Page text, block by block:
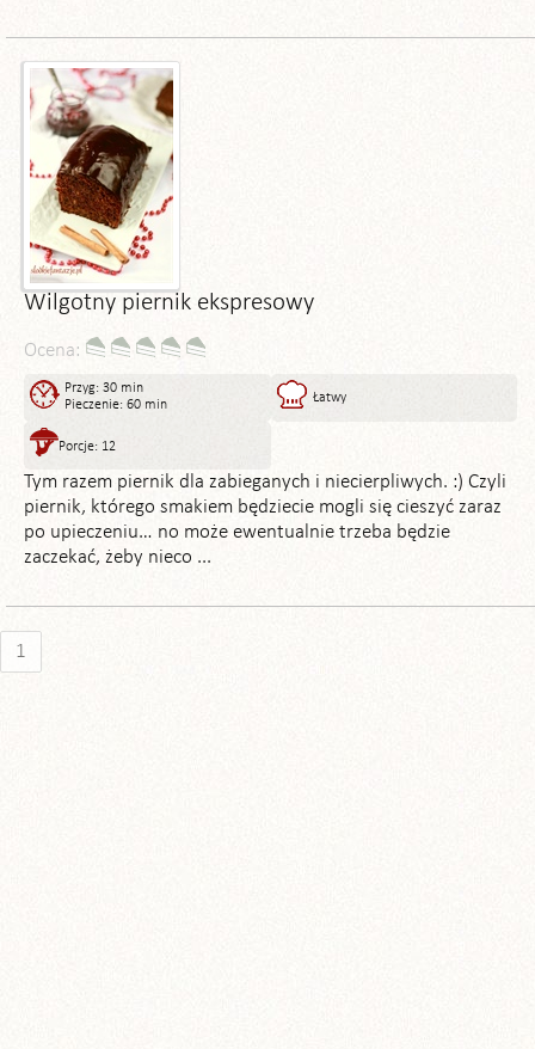
Wilgotny piernik ekspresowy
Ocena:
Przyg: 30 min
Pieczenie: 60 min
Łatwy
Porcje: 12
Tym razem piernik dla zabieganych i niecierpliwych. :) Czyli
piernik, którego smakiem będziecie mogli się cieszyć zaraz
po upieczeniu… no może ewentualnie trzeba będzie
zaczekać, żeby nieco ...
1